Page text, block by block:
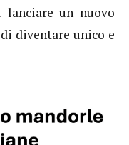
lanciare un nuovo
diventare unico e